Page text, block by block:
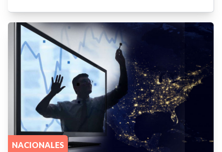
NACIONALES